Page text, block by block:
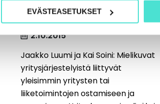
EVÄSTEASETUKSET
syytä pohtia?
2.10.2015
Jaakko Luumi ja Kai Soini: Mielikuvat
yritysjärjestelyistä liittyvät
yleisimmin yritysten tai
liiketoimintojen ostamiseen ja